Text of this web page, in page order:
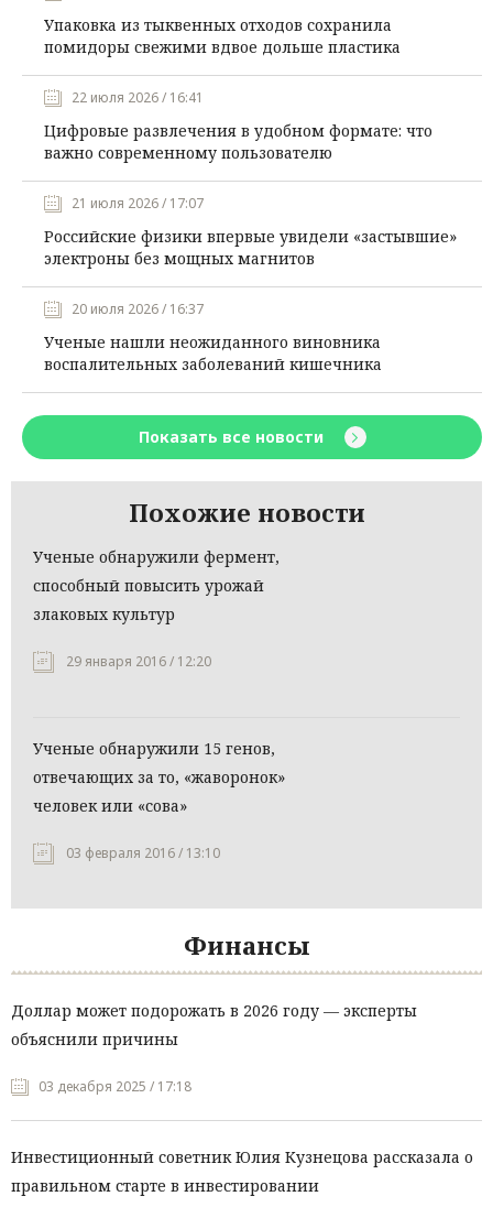
Упаковка из тыквенных отходов сохранила
помидоры свежими вдвое дольше пластика
22 июля 2026 / 16:41
Цифровые развлечения в удобном формате: что
важно современному пользователю
21 июля 2026 / 17:07
Российские физики впервые увидели «застывшие»
электроны без мощных магнитов
20 июля 2026 / 16:37
Ученые нашли неожиданного виновника
воспалительных заболеваний кишечника
Показать все новости
Похожие новости
Ученые обнаружили фермент,
способный повысить урожай
злаковых культур
29 января 2016 / 12:20
Ученые обнаружили 15 генов,
отвечающих за то, «жаворонок»
человек или «сова»
03 февраля 2016 / 13:10
Финансы
Доллар может подорожать в 2026 году — эксперты
объяснили причины
03 декабря 2025 / 17:18
Инвестиционный советник Юлия Кузнецова рассказала о
правильном старте в инвестировании